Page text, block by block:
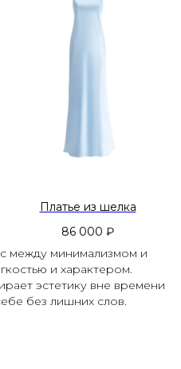
Платье из шелка
86 000 ₽
между минимализмом и
и характером.
эстетику вне времени
без лишних слов.